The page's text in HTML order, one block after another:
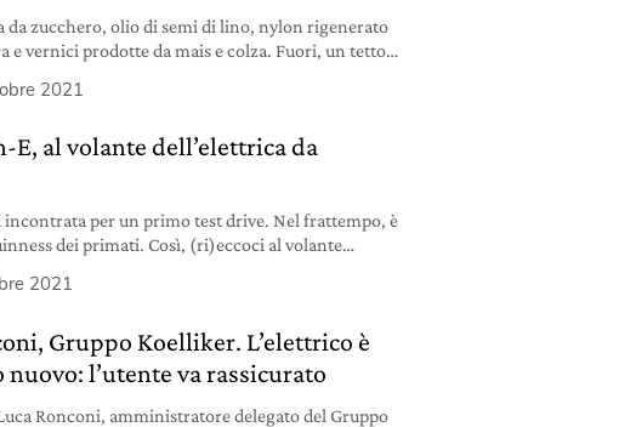
da zucchero, olio di semi di lino, nylon rigenerato
e vernici prodotte da mais e colza. Fuori, un tetto
all’auto.
2021
E, al volante dell’elettrica da
incontrata per un primo test drive. Nel frattempo, è
dei primati. Così, (ri)eccoci al volante
2021
Gruppo Koelliker. L’elettrico è
l’utente va rassicurato
Ronconi, amministratore delegato del Gruppo